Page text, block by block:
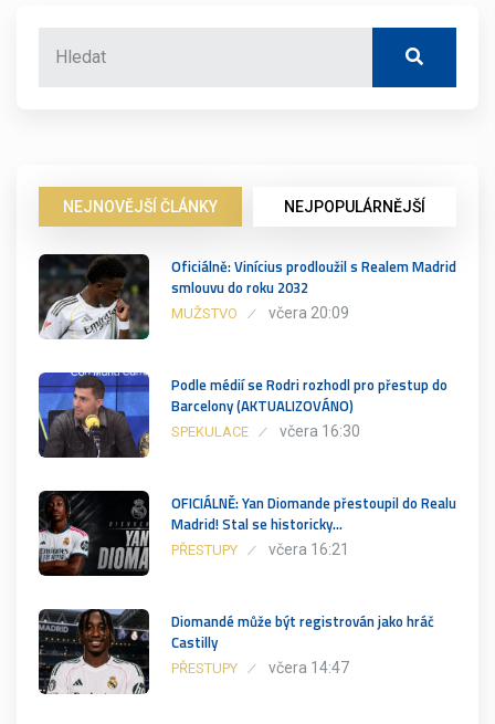
NEJNOVĚJŠÍ ČLÁNKY NEJPOPULÁRNĚJŠÍ
Oficiálně: Vinícius prodloužil s Realem Madrid
smlouvu do roku 2032
MUŽSTVO včera 20:09
Podle médií se Rodri rozhodl pro přestup do
Barcelony (AKTUALIZOVÁNO)
SPEKULACE včera 16:30
OFICIÁLNĚ: Yan Diomande přestoupil do Realu
Madrid! Stal se historicky…
PŘESTUPY včera 16:21
Diomandé může být registrován jako hráč
Castilly
PŘESTUPY včera 14:47